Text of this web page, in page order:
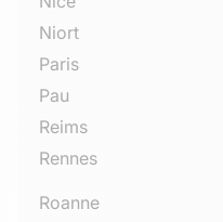
Niort
Paris
Pau
Reims
Rennes
Roanne